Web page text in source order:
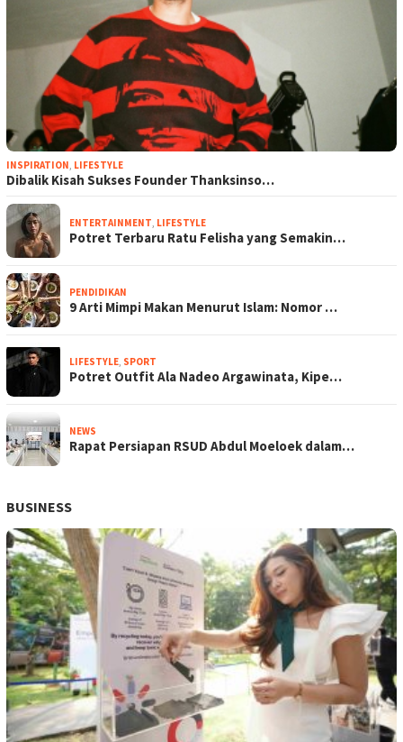
INSPIRATION, LIFESTYLE
Dibalik Kisah Sukses Founder Thanksinso…
ENTERTAINMENT, LIFESTYLE
Potret Terbaru Ratu Felisha yang Semakin…
PENDIDIKAN
9 Arti Mimpi Makan Menurut Islam: Nomor …
LIFESTYLE, SPORT
Potret Outfit Ala Nadeo Argawinata, Kipe…
NEWS
Rapat Persiapan RSUD Abdul Moeloek dalam…
BUSINESS